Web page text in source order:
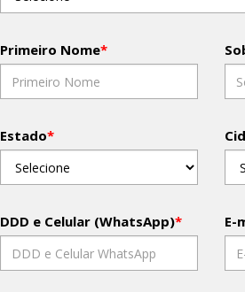
Primeiro Nome*
Estado*
DDD e Celular (WhatsApp)* E-